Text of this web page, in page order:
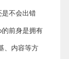
是不会出错
前身是拥有
、内容等方